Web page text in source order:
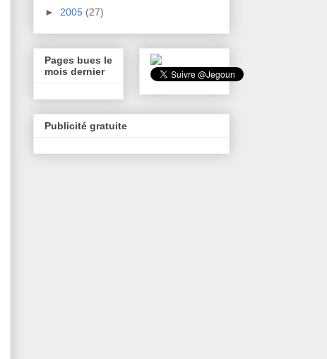
► 2005 (27)
Pages bues le
mois dernier
Publicité gratuite